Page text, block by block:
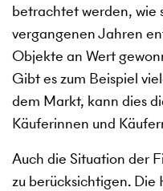
betrachtet werden, wie
vergangenen Jahren
Objekte an Wert
Gibt es zum Beispiel
dem Markt, kann dies
Käuferinnen und
Auch die Situation der
zu berücksichtigen.